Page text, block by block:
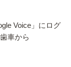
Voice」にログ
車から